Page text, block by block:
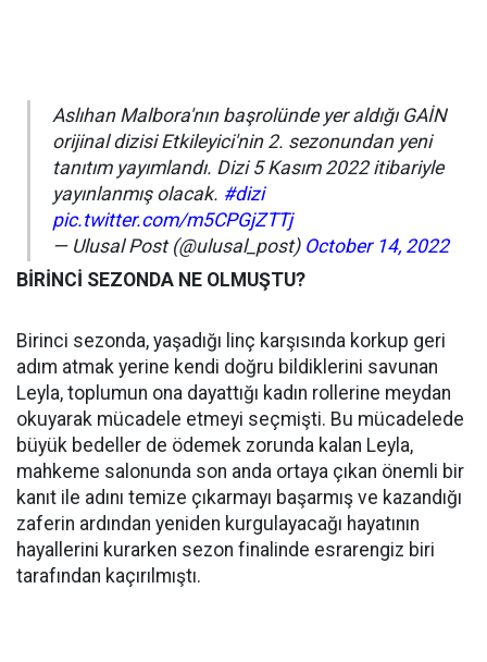
Aslıhan Malbora'nın başrolünde yer aldığı GAİN
orijinal dizisi Etkileyici'nin 2. sezonundan yeni
tanıtım yayımlandı. Dizi 5 Kasım 2022 itibariyle
yayınlanmış olacak. #dizi
pic.twitter.com/m5CPGjZTTj
— Ulusal Post (@ulusal_post) October 14, 2022
BİRİNCİ SEZONDA NE OLMUŞTU?
Birinci sezonda, yaşadığı linç karşısında korkup geri
adım atmak yerine kendi doğru bildiklerini savunan
Leyla, toplumun ona dayattığı kadın rollerine meydan
okuyarak mücadele etmeyi seçmişti. Bu mücadelede
büyük bedeller de ödemek zorunda kalan Leyla,
mahkeme salonunda son anda ortaya çıkan önemli bir
kanıt ile adını temize çıkarmayı başarmış ve kazandığı
zaferin ardından yeniden kurgulayacağı hayatının
hayallerini kurarken sezon finalinde esrarengiz biri
tarafından kaçırılmıştı.